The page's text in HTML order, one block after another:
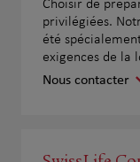
Choisir de
privilégiées.
été
exigences de la
Nous contacter